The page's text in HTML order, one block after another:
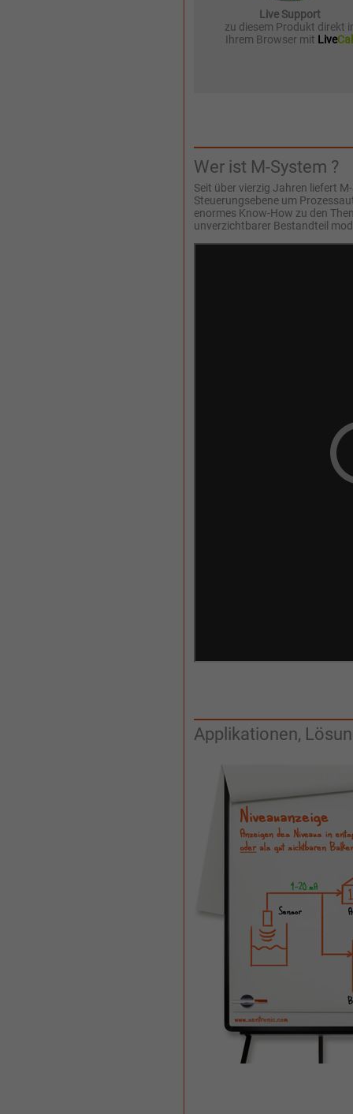
Live Support
zu diesem Produkt direkt
Ihrem Browser mit Live
Wer ist M-System ?
Seit über vierzig Jahren liefert
Steuerungsebene um
enormes Know-How zu den
unverzichtbarer Bestandteil
Applikationen,